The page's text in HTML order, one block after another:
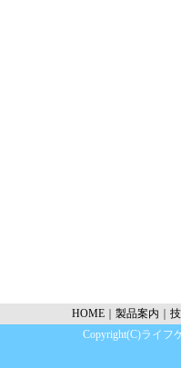
HOME 製品案内
Copyright(C)ライフ